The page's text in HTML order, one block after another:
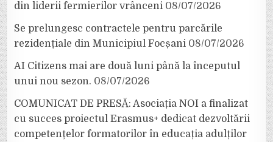
din liderii fermierilor vrânceni 08/07/2026
Se prelungesc contractele pentru parcările
rezidențiale din Municipiul Focșani 08/07/2026
AI Citizens mai are două luni până la începutul
unui nou sezon. 08/07/2026
COMUNICAT DE PRESĂ: Asociația NOI a finalizat
cu succes proiectul Erasmus+ dedicat dezvoltării
competențelor formatorilor în educația adulților